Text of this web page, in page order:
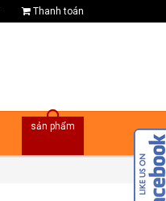
Thanh toán
sản phẩm